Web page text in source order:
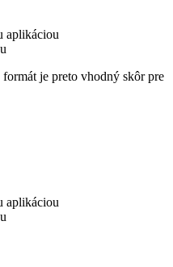
aplikáciou
je preto vhodný skôr pre
aplikáciou